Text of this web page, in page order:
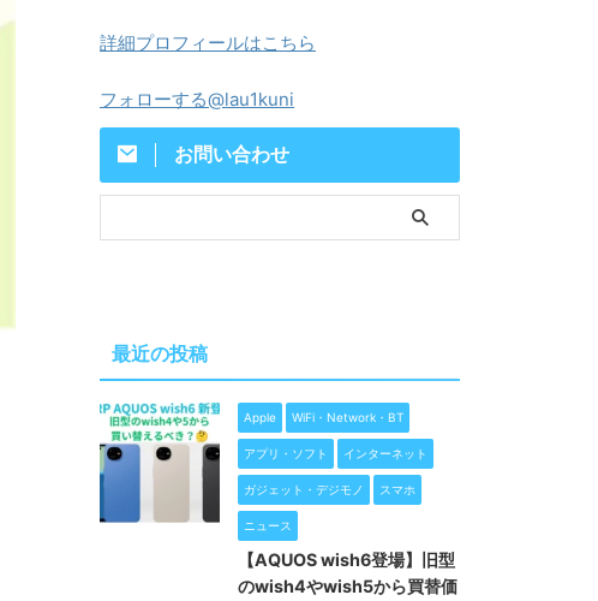
詳細プロフィールはこちら
フォローする@lau1kuni
お問い合わせ
最近の投稿
Apple WiFi・Network・BT
アプリ・ソフト インターネット
ガジェット・デジモノ スマホ
ニュース
【AQUOS wish6登場】旧型
のwish4やwish5から買替価